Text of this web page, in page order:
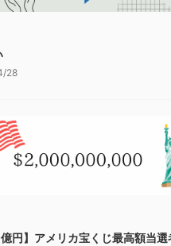
28
円】アメリカ宝くじ最高額当選